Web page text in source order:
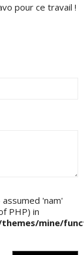
pour ce travail !
'nam'
PHP) in
mine/